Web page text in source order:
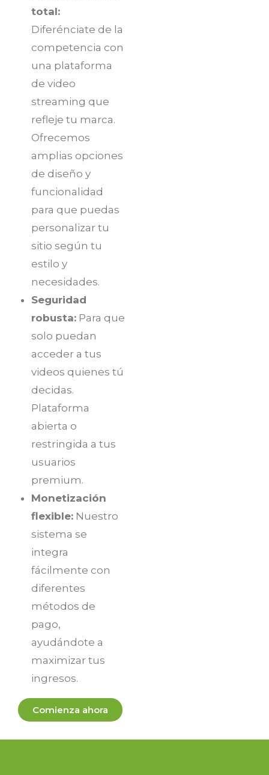
total:
Diferénciate de la
competencia con
una plataforma
de video
streaming que
refleje tu marca.
Ofrecemos
amplias opciones
de diseño y
funcionalidad
para que puedas
personalizar tu
sitio según tu
estilo y
necesidades.
Seguridad
robusta: Para que
solo puedan
acceder a tus
videos quienes tú
decidas.
Plataforma
abierta o
restringida a tus
usuarios
premium.
Monetización
flexible: Nuestro
sistema se
integra
fácilmente con
diferentes
métodos de
pago,
ayudándote a
maximizar tus
ingresos.
Comienza ahora